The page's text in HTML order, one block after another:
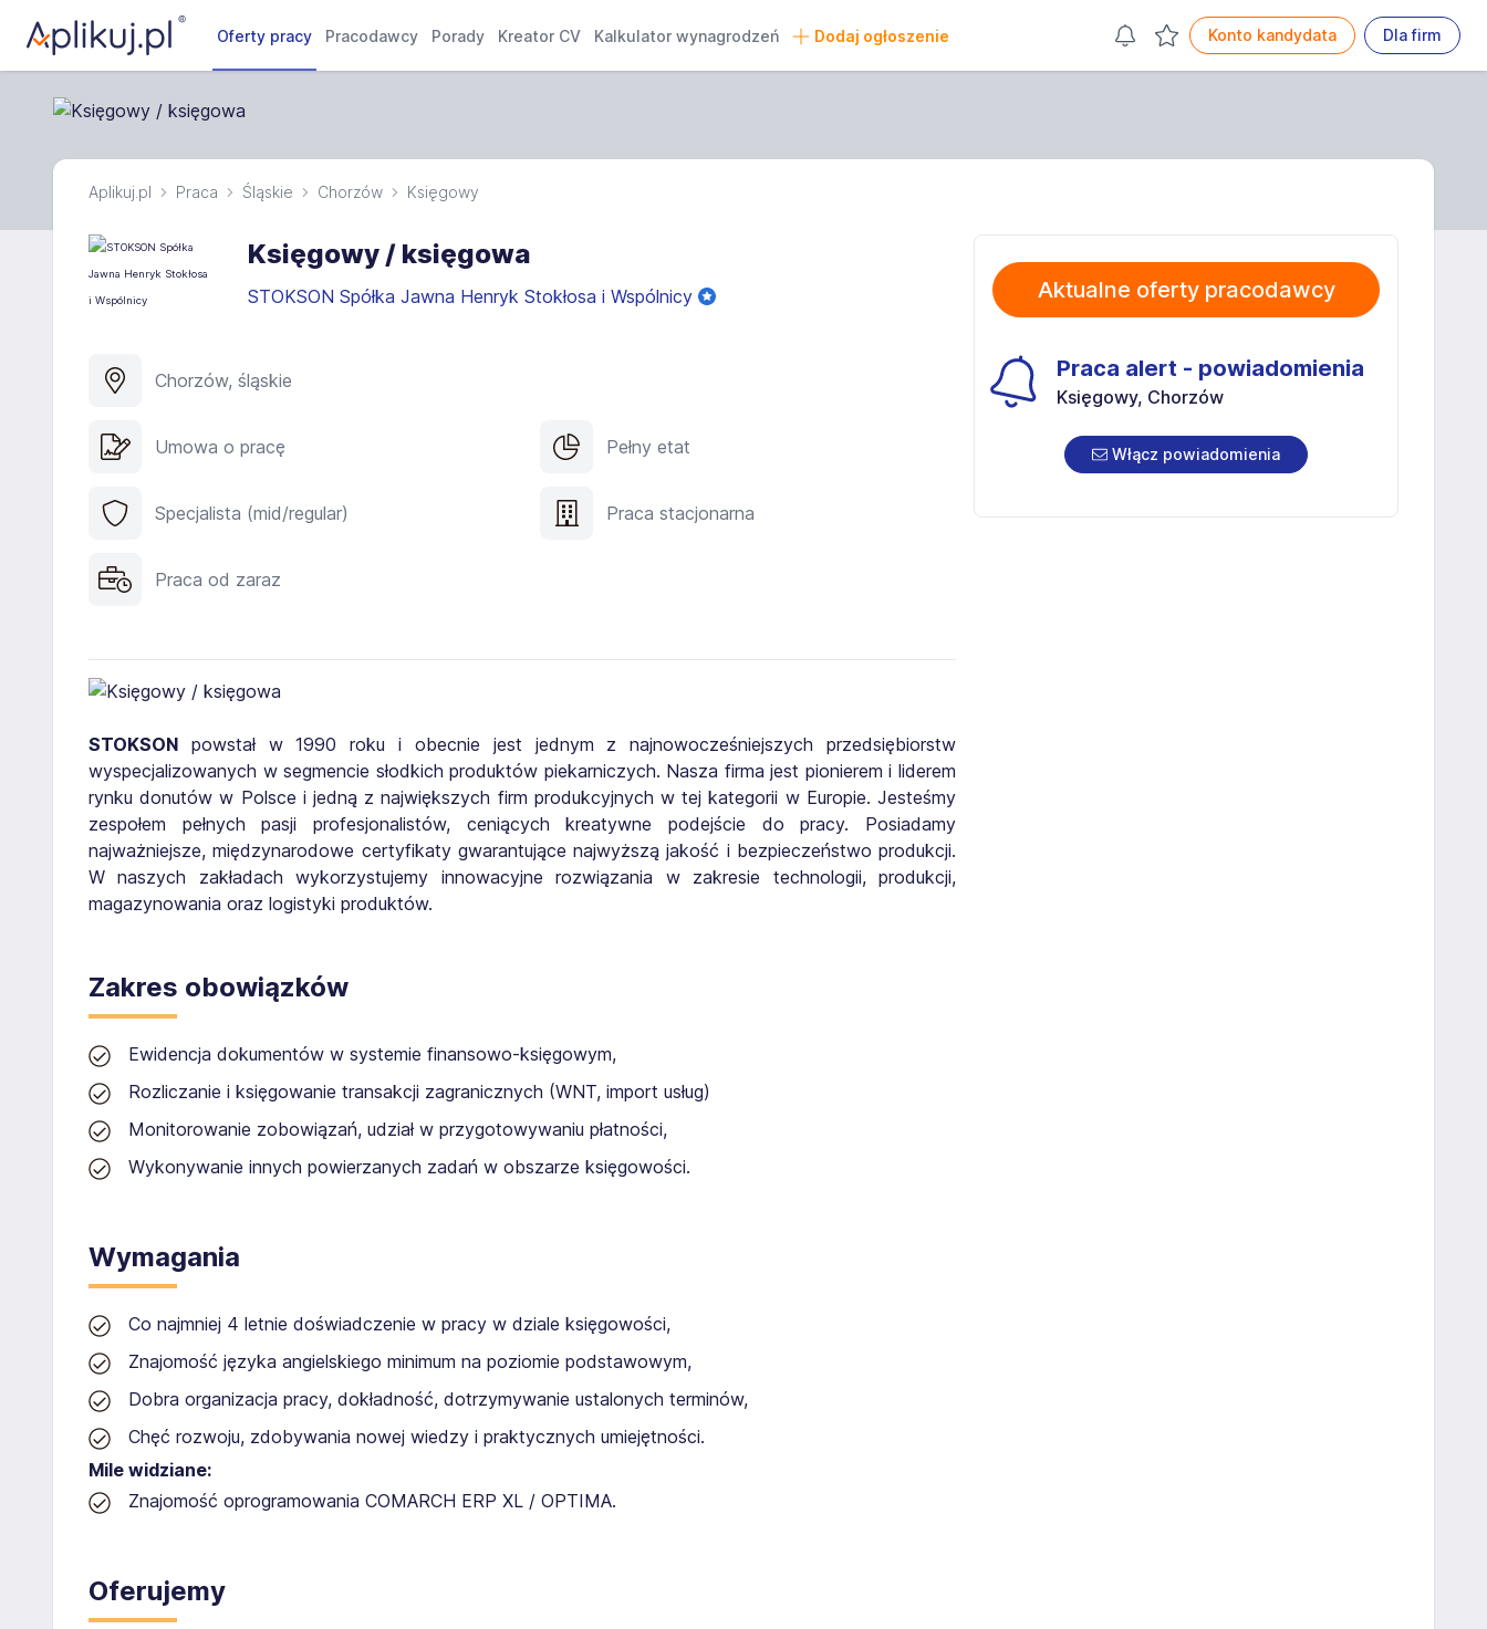
Oferty pracy Pracodawcy Porady Kreator CV Kalkulator wynagrodzeń Dodaj ogłoszenie Konto kandydata Dla firm
Aplikuj.pl Praca Śląskie Chorzów Księgowy
Księgowy / księgowa
STOKSON Spółka Jawna Henryk Stokłosa i Wspólnicy
Chorzów, śląskie
Umowa o pracę Pełny etat
Specjalista (mid/regular) Praca stacjonarna
Praca od zaraz
STOKSON powstał w 1990 roku i obecnie jest jednym z najnowocześniejszych przedsiębiorstw
wyspecjalizowanych w segmencie słodkich produktów piekarniczych. Nasza firma jest pionierem i liderem
rynku donutów w Polsce i jedną z największych firm produkcyjnych w tej kategorii w Europie. Jesteśmy
zespołem pełnych pasji profesjonalistów, ceniących kreatywne podejście do pracy. Posiadamy
najważniejsze, międzynarodowe certyfikaty gwarantujące najwyższą jakość i bezpieczeństwo produkcji.
W naszych zakładach wykorzystujemy innowacyjne rozwiązania w zakresie technologii, produkcji,
magazynowania oraz logistyki produktów.
Zakres obowiązków
Ewidencja dokumentów w systemie finansowo-księgowym,
Rozliczanie i księgowanie transakcji zagranicznych (WNT, import usług)
Monitorowanie zobowiązań, udział w przygotowywaniu płatności,
Wykonywanie innych powierzanych zadań w obszarze księgowości.
Wymagania
Co najmniej 4 letnie doświadczenie w pracy w dziale księgowości,
Znajomość języka angielskiego minimum na poziomie podstawowym,
Dobra organizacja pracy, dokładność, dotrzymywanie ustalonych terminów,
Chęć rozwoju, zdobywania nowej wiedzy i praktycznych umiejętności.
Mile widziane:
Znajomość oprogramowania COMARCH ERP XL / OPTIMA.
Oferujemy
Aktualne oferty pracodawcy
Praca alert - powiadomienia
Księgowy, Chorzów
Włącz powiadomienia